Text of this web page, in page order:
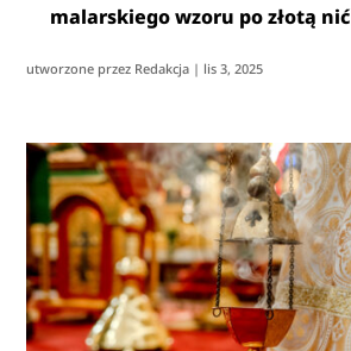
malarskiego wzoru po złotą nić
utworzone przez Redakcja | lis 3, 2025